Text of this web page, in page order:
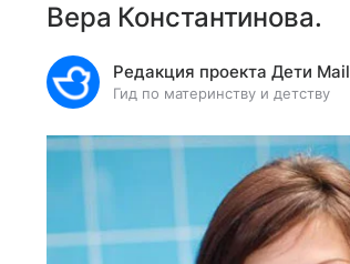
Вера Константинова.
Редакция проекта Дети Mail
Гид по материнству и детству